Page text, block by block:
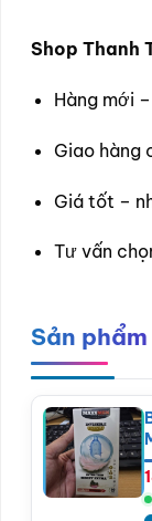
Shop Thanh
Hàng mới
Giao hàng
Giá tốt –
Tư vấn
Sản